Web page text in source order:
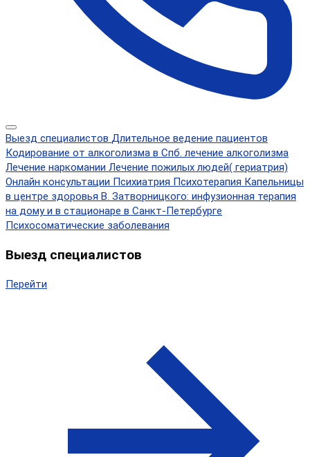
Выезд специалистов Длительное ведение пациентов
Кодирование от алкоголизма в Спб. лечение алкоголизма
Лечение наркомании Лечение пожилых людей( гериатрия)
Онлайн консультации Психиатрия Психотерапия Капельницы
в центре здоровья В. Затворницкого: инфузионная терапия
на дому и в стационаре в Санкт-Петербурге
Психосоматические заболевания
Выезд специалистов
Перейти